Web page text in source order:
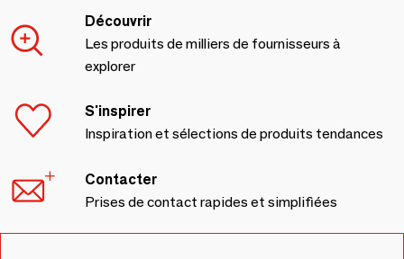
Découvrir
Les produits de milliers de fournisseurs à
explorer
S'inspirer
Inspiration et sélections de produits tendances
Contacter
Prises de contact rapides et simplifiées